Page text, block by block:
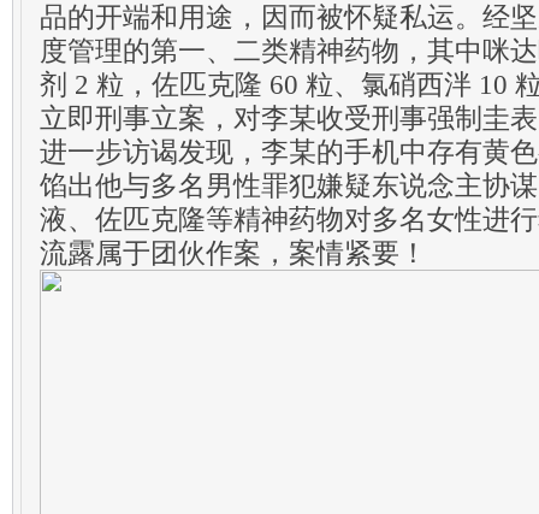
品的开端和用途，因而被怀疑私运。经
度管理的第一、二类精神药物，其中咪
剂 2 粒，佐匹克隆 60 粒、氯硝西泮 10
立即刑事立案，对李某收受刑事强制圭
进一步访谒发现，李某的手机中存有黄
馅出他与多名男性罪犯嫌疑东说念主协
液、佐匹克隆等精神药物对多名女性进
流露属于团伙作案，案情紧要！